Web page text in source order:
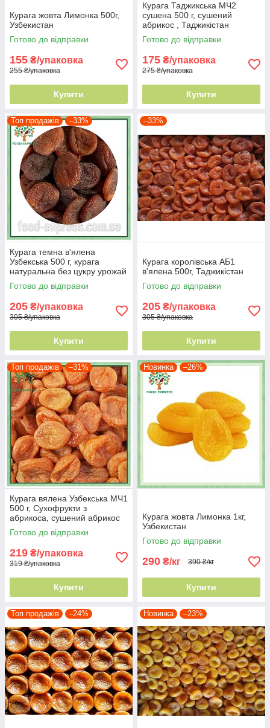
Курага жовта Лимонка 500г,
Узбекистан
Готово до відправки
155 ₴/упаковка
255 ₴/упаковка
Купити
Курага Таджикська МЧ2
сушена 500 г, сушений
абрикос , Таджикістан
Готово до відправки
175 ₴/упаковка
275 ₴/упаковка
Купити
Топ продажів –33%
Курага темна в'ялена
Узбекська 500 г, курага
натуральна без цукру урожай
2025, Королівська
Готово до відправки
205 ₴/упаковка
305 ₴/упаковка
Купити
–33%
Курага королівська АБ1
в'ялена 500г, Таджикістан
Готово до відправки
205 ₴/упаковка
305 ₴/упаковка
Купити
Топ продажів –31%
Курага вялена Узбекська МЧ1
500 г, Сухофрукти з
абрикоса, сушений абрикос
жовтий
Готово до відправки
219 ₴/упаковка
319 ₴/упаковка
Купити
Новинка –26%
Курага жовта Лимонка 1кг,
Узбекистан
Готово до відправки
290 ₴/кг 390 ₴/кг
Купити
Топ продажів –24% Новинка –23%